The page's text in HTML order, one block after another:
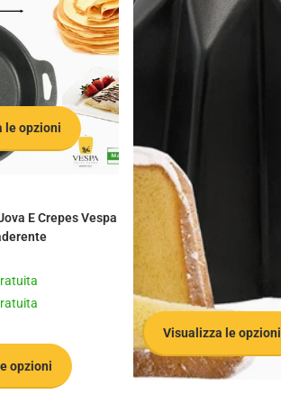
le opzioni
E Crepes Vespa
opzioni
Visualizza le opzioni